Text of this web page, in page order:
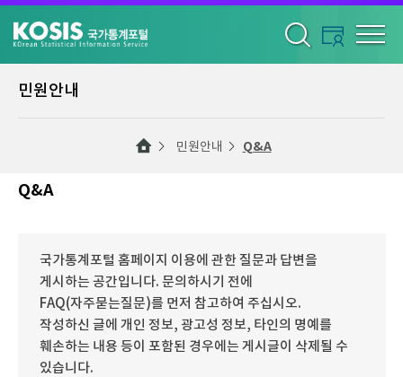
민원안내
민원안내 Q&A
Q&A
국가통계포털 홈페이지 이용에 관한 질문과 답변을
게시하는 공간입니다. 문의하시기 전에
FAQ(자주묻는질문)를 먼저 참고하여 주십시오.
작성하신 글에 개인 정보, 광고성 정보, 타인의 명예를
훼손하는 내용 등이 포함된 경우에는 게시글이 삭제될 수
있습니다.